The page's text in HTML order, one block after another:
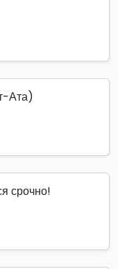
Ата)
срочно!